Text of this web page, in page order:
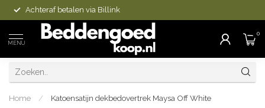
Achteraf betalen via Billink
MENU
0
Home / Katoensatijn dekbedovertrek Maysa Off White